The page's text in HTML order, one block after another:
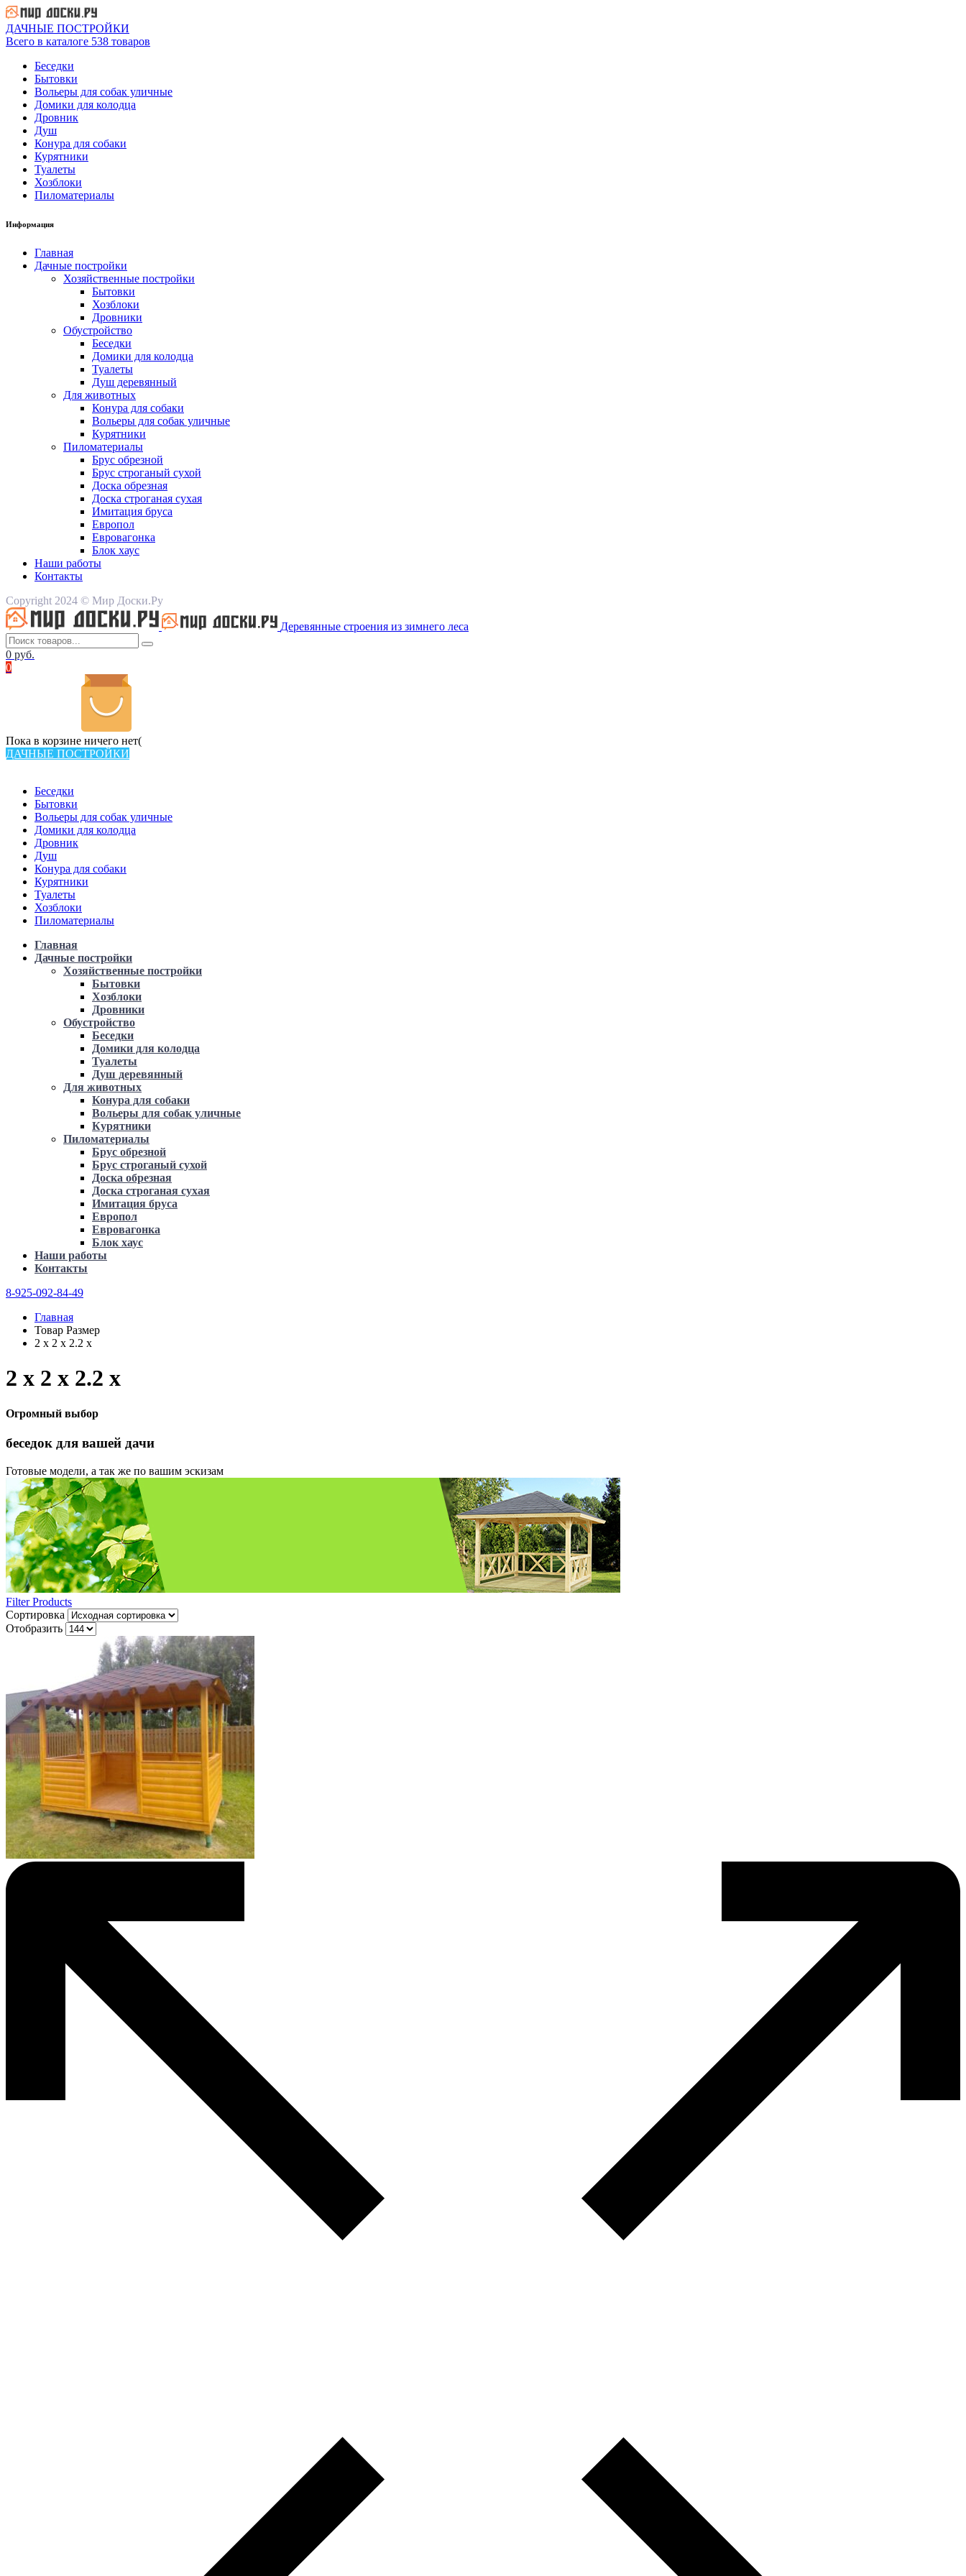
ДАЧНЫЕ ПОСТРОЙКИ
Всего в каталоге 538 товаров
Беседки
Бытовки
Вольеры для собак уличные
Домики для колодца
Дровник
Душ
Конура для собаки
Курятники
Туалеты
Хозблоки
Пиломатериалы
Информация
Главная
Дачные постройки
Хозяйственные постройки
Бытовки
Хозблоки
Дровники
Обустройство
Беседки
Домики для колодца
Туалеты
Душ деревянный
Для животных
Конура для собаки
Вольеры для собак уличные
Курятники
Пиломатериалы
Брус обрезной
Брус строганый сухой
Доска обрезная
Доска строганая сухая
Имитация бруса
Европол
Евровагонка
Блок хаус
Наши работы
Контакты
Copyright 2024 © Мир Доски.Ру
Деревянные строения из зимнего леса
0 руб.
0
Пока в корзине ничего нет(
ДАЧНЫЕ ПОСТРОЙКИ
Беседки
Бытовки
Вольеры для собак уличные
Домики для колодца
Дровник
Душ
Конура для собаки
Курятники
Туалеты
Хозблоки
Пиломатериалы
Главная
Дачные постройки
Хозяйственные постройки
Бытовки
Хозблоки
Дровники
Обустройство
Беседки
Домики для колодца
Туалеты
Душ деревянный
Для животных
Конура для собаки
Вольеры для собак уличные
Курятники
Пиломатериалы
Брус обрезной
Брус строганый сухой
Доска обрезная
Доска строганая сухая
Имитация бруса
Европол
Евровагонка
Блок хаус
Наши работы
Контакты
8-925-092-84-49
Главная
Товар Размер
2 х 2 х 2.2 х
2 х 2 х 2.2 х
Огромный выбор
беседок для вашей дачи
Готовые модели, а так же по вашим эскизам
Filter Products
Сортировка
Отобразить